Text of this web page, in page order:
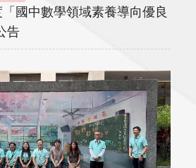
國中數學領域素養導向優良
告